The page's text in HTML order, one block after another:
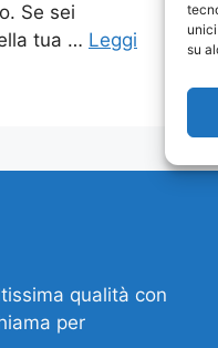
su
Se sei
tua … Leggi
qualità con
per